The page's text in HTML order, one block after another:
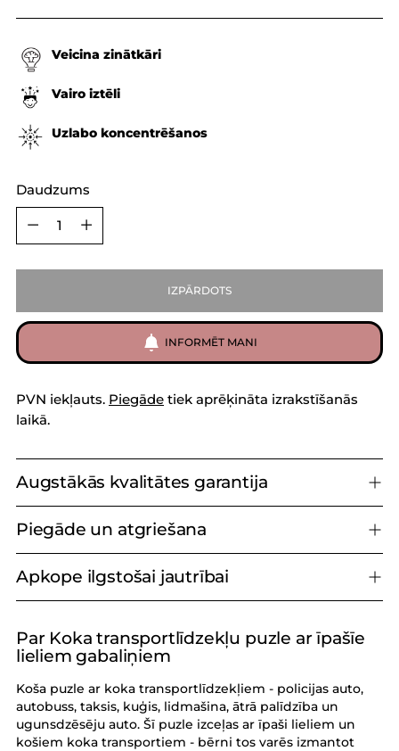
cena
Veicina zinātkāri
Vairo iztēli
Uzlabo koncentrēšanos
Daudzums
Daudzums
IZPĀRDOTS
INFORMĒT MANI
PVN iekļauts. Piegāde tiek aprēķināta izrakstīšanās
laikā.
Augstākās kvalitātes garantija
Piegāde un atgriešana
Apkope ilgstošai jautrībai
Produkta
pievienošana
grozam
Par Koka transportlīdzekļu puzle ar īpašīe
lieliem gabaliņiem
Koša puzle ar koka transportlīdzekļiem - policijas auto,
autobuss, taksis, kuģis, lidmašina, ātrā palīdzība un
ugunsdzēsēju auto. Šī puzle izceļas ar īpaši lieliem un
košiem koka transportiem - bērni tos varēs izmantot